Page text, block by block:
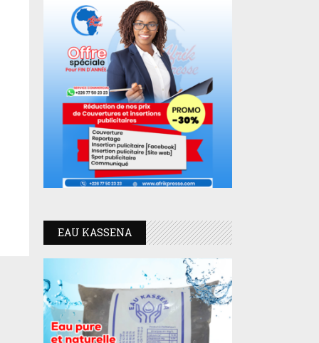
EAU KASSENA